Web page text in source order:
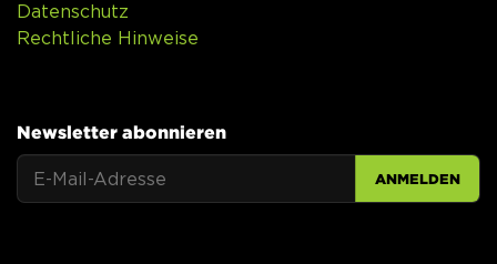
Datenschutz
Rechtliche Hinweise
Newsletter abonnieren
ANMELDEN